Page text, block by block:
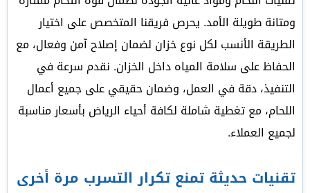
ومتانة طويلة الأمد. يحرص فريقنا المتخصص على اختيار
الطريقة الأنسب لكل نوع خزان لضمان إصلاح آمن وفعال، مع
الحفاظ على سلامة المياه داخل الخزان. نقدم سرعة في
التنفيذ، دقة في العمل، وضمان حقيقي على جميع أعمال
اللحام، مع تغطية شاملة لكافة أحياء الرياض بأسعار مناسبة
لجميع العملاء.
تقنيات حديثة تمنع تكرار التسرب مرة أخرى